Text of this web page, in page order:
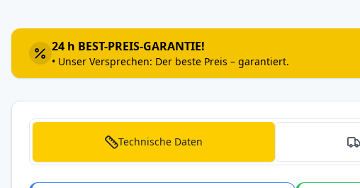
Bildergalerie
springen 24 h BEST-PREIS-GARANTIE!
• Unser Versprechen: Der beste Preis – garantiert.
Technische Daten